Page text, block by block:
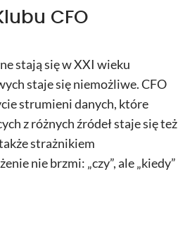
CFO
stają się w XXI wieku
staje się niemożliwe. CFO
strumieni danych, które
z różnych źródeł staje się też
strażnikiem
nie brzmi: „czy”, ale „kiedy”